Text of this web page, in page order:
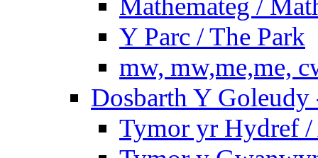
Mathemateg /
Y Parc / The Park
mw, mw,me,me,
Dosbarth Y
Tymor yr Hydref